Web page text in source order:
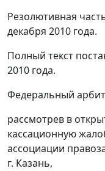
Резолютивная
декабря 2010 года.
Полный текст
2010 года.
Федеральный
рассмотрев в
кассационную
ассоциации
г. Казань,